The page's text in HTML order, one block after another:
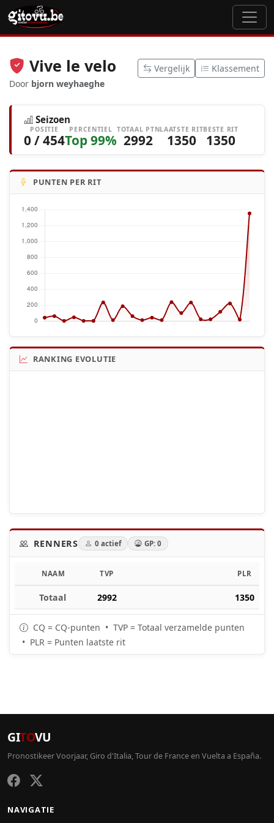
Vive le velo
Door bjorn weyhaeghe
Vergelijk Klassement
Seizoen
POSITIE
0 / 454
PERCENTIEL
Top 99%
TOTAAL PTN
2992
LAATSTE RIT
1350
BESTE RIT
1350
PUNTEN PER RIT
RANKING EVOLUTIE
RENNERS 0 actief GP: 0
NAAM TVP PLR
Totaal 2992 1350
CQ = CQ-punten • TVP = Totaal verzamelde punten
• PLR = Punten laatste rit
GITOVU
Pronostikeer Voorjaar, Giro d'Italia, Tour de France en Vuelta a España.
NAVIGATIE